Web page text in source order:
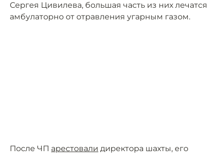
Сергея Цивилева, большая часть из них лечатся
амбулаторно от отравления угарным газом.
После ЧП арестовали директора шахты, его